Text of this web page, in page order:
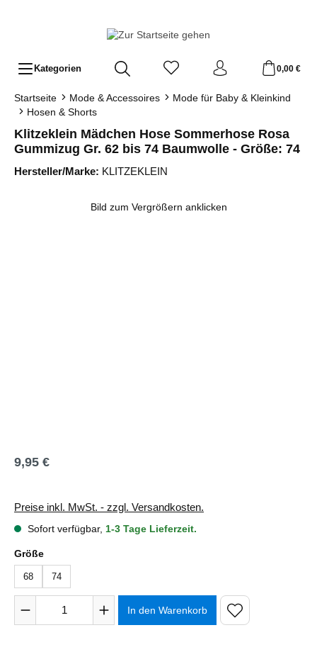
Kategorien 0,00 €
Startseite Mode & Accessoires
Mode für Baby & Kleinkind
Hosen & Shorts
Klitzeklein Mädchen Hose Sommerhose Rosa
Gummizug Gr. 62 bis 74 Baumwolle - Größe: 74
Hersteller/Marke: KLITZEKLEIN
Bild zum Vergrößern anklicken
Regulärer Preis:
9,95 €
Preise inkl. MwSt. - zzgl. Versandkosten.
Sofort verfügbar, 1-3 Tage Lieferzeit.
Größeauswählen
68 74
Produkt Anzahl: Gib den gewünschten Wert ein oder
In den Warenkorb